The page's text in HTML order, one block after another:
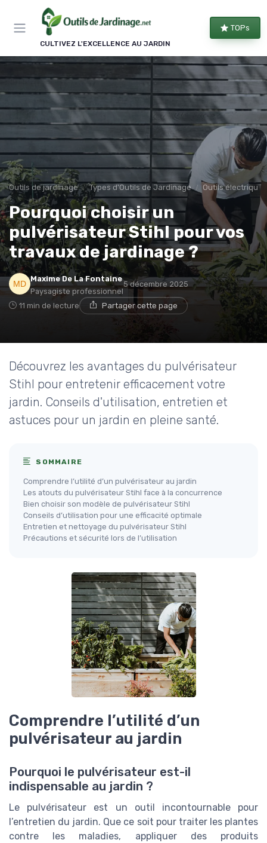
CULTIVEZ L'EXCELLENCE AU JARDIN
TOPs
Outils de jardinage Types d'Outils de Jardinage Outils électriques
Pourquoi choisir un
pulvérisateur Stihl pour vos
travaux de jardinage ?
Maxime De La Fontaine
Paysagiste professionnel
5 décembre 2025
11 min de lecture Partager cette page
Découvrez les avantages du pulvérisateur
Stihl pour entretenir efficacement votre
jardin. Conseils d'utilisation, entretien et
astuces pour un jardin en pleine santé.
SOMMAIRE
Comprendre l’utilité d’un pulvérisateur au jardin
Les atouts du pulvérisateur Stihl face à la concurrence
Bien choisir son modèle de pulvérisateur Stihl
Conseils d’utilisation pour une efficacité optimale
Entretien et nettoyage du pulvérisateur Stihl
Précautions et sécurité lors de l’utilisation
Comprendre l’utilité d’un
pulvérisateur au jardin
Pourquoi le pulvérisateur est-il
indispensable au jardin ?
Le pulvérisateur est un outil incontournable pour
l’entretien du jardin. Que ce soit pour traiter les plantes
contre les maladies, appliquer des produits
Panneau de gestion des cookies